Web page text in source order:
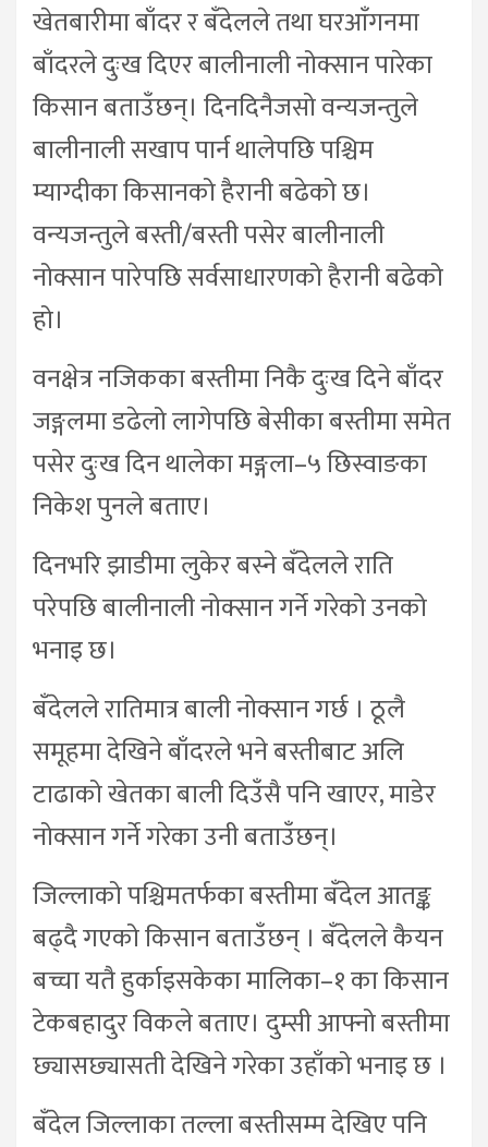
खेतबारीमा बाँदर र बँदेलले तथा घरआँगनमा
बाँदरले दुःख दिएर बालीनाली नोक्सान पारेका
किसान बताउँछन्। दिनदिनैजसो वन्यजन्तुले
बालीनाली सखाप पार्न थालेपछि पश्चिम
म्याग्दीका किसानको हैरानी बढेको छ।
वन्यजन्तुले बस्ती/बस्ती पसेर बालीनाली
नोक्सान पारेपछि सर्वसाधारणको हैरानी बढेको
हो।
वनक्षेत्र नजिकका बस्तीमा निकै दुःख दिने बाँदर
जङ्गलमा डढेलो लागेपछि बेसीका बस्तीमा समेत
पसेर दुःख दिन थालेका मङ्गला–५ छिस्वाङका
निकेश पुनले बताए।
दिनभरि झाडीमा लुकेर बस्ने बँदेलले राति
परेपछि बालीनाली नोक्सान गर्ने गरेको उनको
भनाइ छ।
बँदेलले रातिमात्र बाली नोक्सान गर्छ । ठूलै
समूहमा देखिने बाँदरले भने बस्तीबाट अलि
टाढाको खेतका बाली दिउँसै पनि खाएर, माडेर
नोक्सान गर्ने गरेका उनी बताउँछन्।
जिल्लाको पश्चिमतर्फका बस्तीमा बँदेल आतङ्क
बढ्दै गएको किसान बताउँछन् । बँदेलले कैयन
बच्चा यतै हुर्काइसकेका मालिका–१ का किसान
टेकबहादुर विकले बताए। दुम्सी आफ्नो बस्तीमा
छ्यासछ्यासती देखिने गरेका उहाँको भनाइ छ ।
बँदेल जिल्लाका तल्ला बस्तीसम्म देखिए पनि